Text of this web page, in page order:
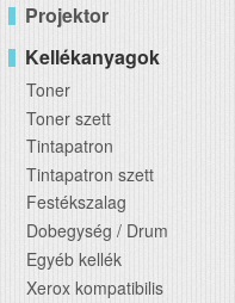
Projektor
Kellékanyagok
Toner
Toner szett
Tintapatron
Tintapatron szett
Festékszalag
Dobegység / Drum
Egyéb kellék
Xerox kompatibilis